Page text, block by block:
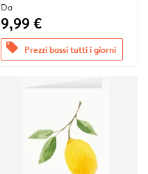
Da
9,99 €
offers Prezzi bassi tutti i giorni